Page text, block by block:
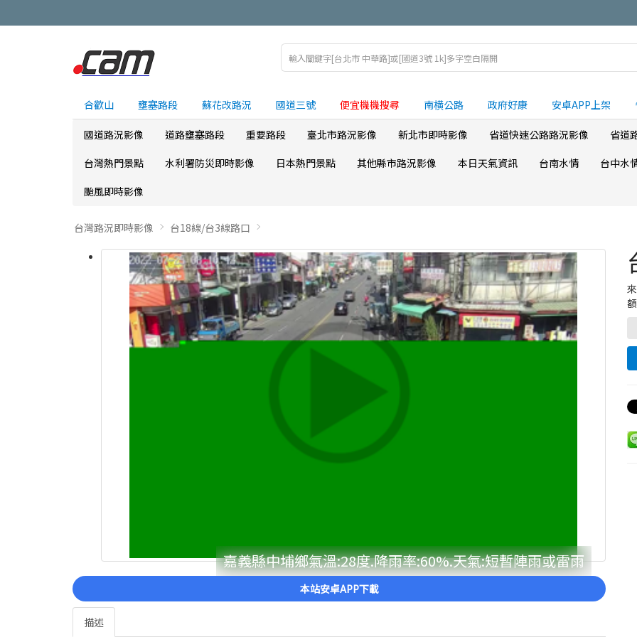
合歡山 壅塞路段 蘇花改路況 國道三號 便宜機機搜尋 南横公路 政府好康 安卓APP上架
國道路況影像 道路壅塞路段 重要路段 臺北市路況影像 新北市即時影像 省道快速公路路況影像
省道
台灣熱門景點
水利署防災即時影像 日本熱門景點 其他縣市路況影像 本日天氣資訊 台南水情
台中水
颱風即時影像
台灣路況即時影像 台18線/台3線路口
嘉義縣中埔鄉氣溫:28度.降雨率:60%.天氣:短暫陣雨或雷雨
本站安卓APP下載
描述